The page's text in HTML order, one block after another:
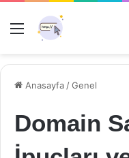
Menü
Anasayfa /Genel
Domain